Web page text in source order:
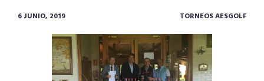
6 JUNIO, 2019 TORNEOS AESGOLF